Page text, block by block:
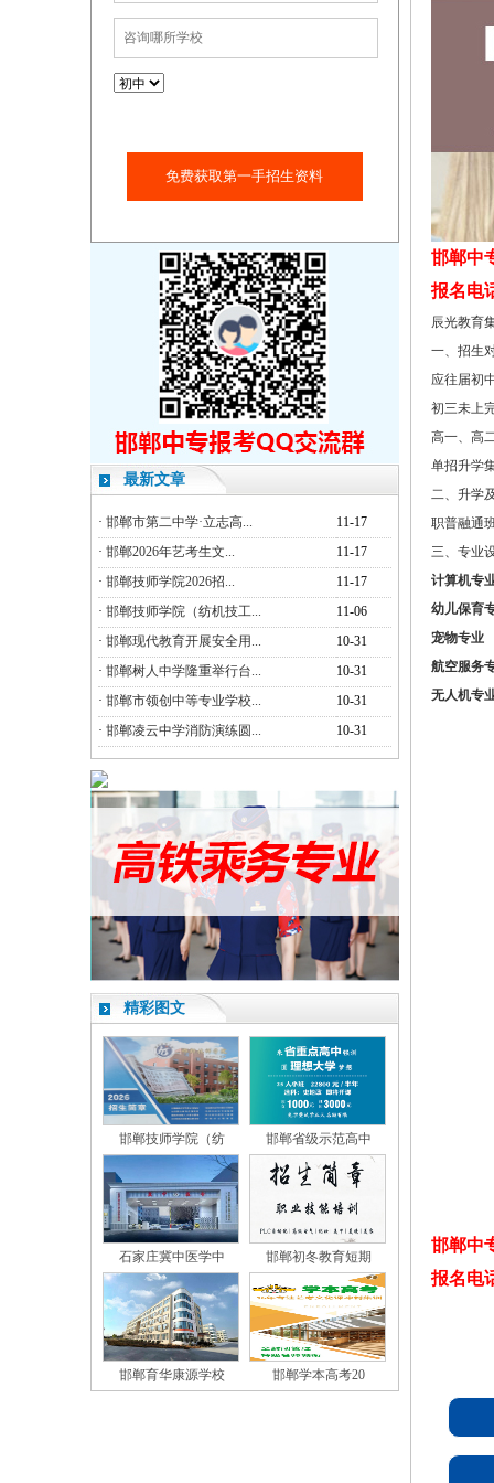
免费获取第一手招生资料
最新文章
· 邯郸市第二中学·立志高...
11-17
· 邯郸2026年艺考生文...
11-17
· 邯郸技师学院2026招...
11-17
· 邯郸技师学院（纺机技工...
11-06
· 邯郸现代教育开展安全用...
10-31
· 邯郸树人中学隆重举行台...
10-31
· 邯郸市领创中等专业学校...
10-31
· 邯郸凌云中学消防演练圆... 10-31
精彩图文
邯郸技师学院（纺 邯郸省级示范高中
石家庄冀中医学中 邯郸初冬教育短期
邯郸育华康源学校 邯郸学本高考20
邯郸中
报名电
辰光教育
一、招生
应往届初
初三未上
高一、高
单招升学
二、升学
职普融通
三、专业
计算机专
幼儿保育
宠物专业
航空服务
无人机专
邯郸中
报名电